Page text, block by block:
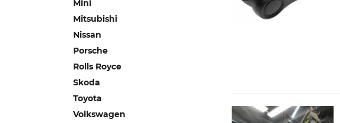
Mini
Mitsubishi
Nissan
Porsche
Rolls Royce
Skoda
Toyota
Volkswagen